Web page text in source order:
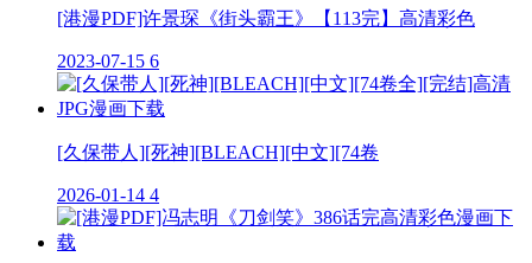
[港漫PDF]许景琛《街头霸王》【113完】高清彩色
2023-07-15 6
[久保带人][死神][BLEACH][中文][74卷
2026-01-14 4